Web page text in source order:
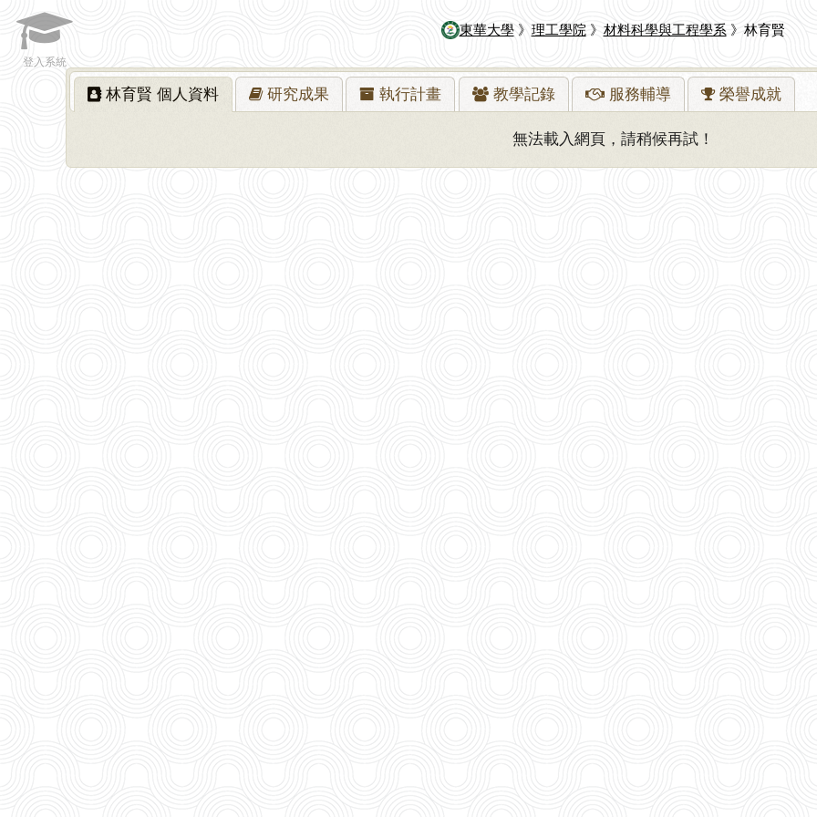
東華大學》 理工學院 》 材料科學與工程學系 》林育賢
登入系統
林育賢 個人資料 研究成果 執行計畫 教學記錄 服務輔導 榮譽成就
無法載入網頁，請稍候再試！